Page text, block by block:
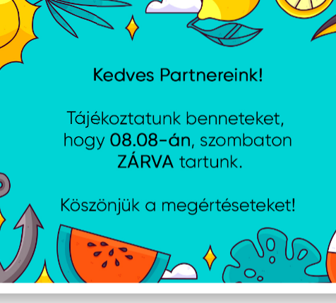
PlayStation Dualsense Gala
Kontroller
PlayStation Dualsense Grey
Kontroller
Cikkszám: 1000050561